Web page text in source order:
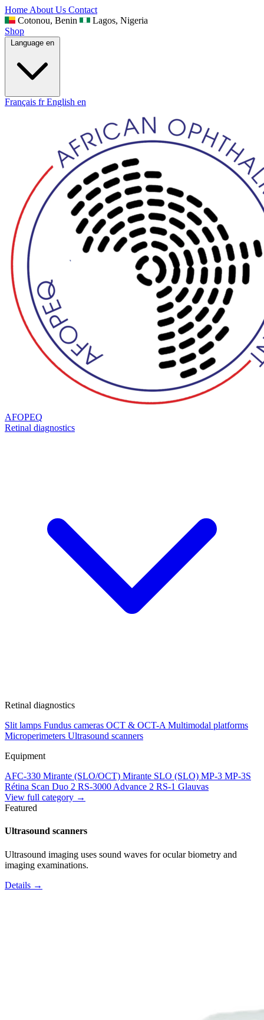
Home About Us Contact
Cotonou, Benin
Lagos, Nigeria
Shop
Language en
Français fr English en
AFOPEQ
Retinal diagnostics
Retinal diagnostics
Slit lamps Fundus cameras OCT & OCT-A Multimodal platforms
Microperimeters Ultrasound scanners
Equipment
AFC-330 Mirante (SLO/OCT) Mirante SLO (SLO) MP-3 MP-3S
Rétina Scan Duo 2 RS-3000 Advance 2 RS-1 Glauvas
View full category →
Featured
Ultrasound scanners
Ultrasound imaging uses sound waves for ocular biometry and
imaging examinations.
Details →